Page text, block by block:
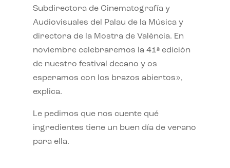
Subdirectora de Cinematografía y
Audiovisuales del Palau de la Música y
directora de la Mostra de València. En
noviembre celebraremos la 41ª edición
de nuestro festival decano y os
esperamos con los brazos abiertos»,
explica.
Le pedimos que nos cuente qué
ingredientes tiene un buen día de verano
para ella.